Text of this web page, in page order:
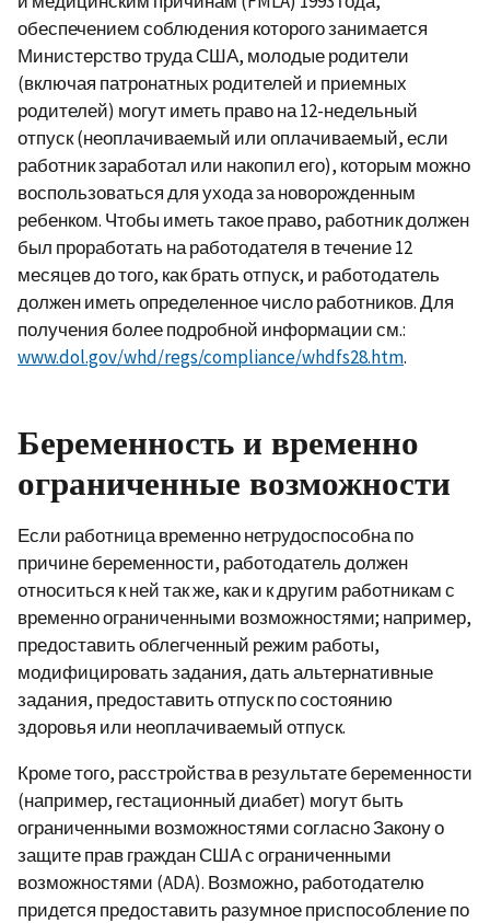
обеспечением соблюдения которого занимается
Министерство труда США, молодые родители
(включая патронатных родителей и приемных
родителей) могут иметь право на 12-недельный
отпуск (неоплачиваемый или оплачиваемый, если
работник заработал или накопил его), которым можно
воспользоваться для ухода за новорожденным
ребенком. Чтобы иметь такое право, работник должен
был проработать на работодателя в течение 12
месяцев до того, как брать отпуск, и работодатель
должен иметь определенное число работников. Для
получения более подробной информации см.:
www.dol.gov/whd/regs/compliance/whdfs28.htm.
Беременность и временно
ограниченные возможности
Если работница временно нетрудоспособна по
причине беременности, работодатель должен
относиться к ней так же, как и к другим работникам с
временно ограниченными возможностями; например,
предоставить облегченный режим работы,
модифицировать задания, дать альтернативные
задания, предоставить отпуск по состоянию
здоровья или неоплачиваемый отпуск.
Кроме того, расстройства в результате беременности
(например, гестационный диабет) могут быть
ограниченными возможностями согласно Закону о
защите прав граждан США с ограниченными
возможностями (ADA). Возможно, работодателю
придется предоставить разумное приспособление по